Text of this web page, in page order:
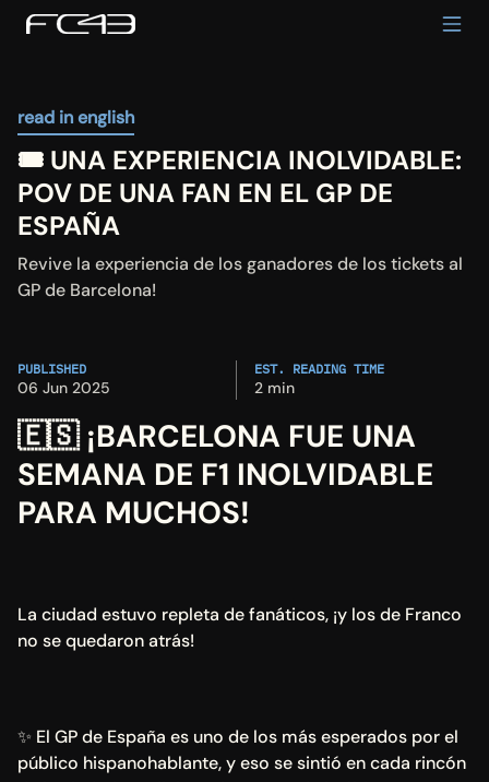
read in english
🎟️ UNA EXPERIENCIA INOLVIDABLE:
POV DE UNA FAN EN EL GP DE
ESPAÑA
Revive la experiencia de los ganadores de los tickets al
GP de Barcelona!
PUBLISHED
06 Jun 2025
EST. READING TIME
2 min
🇪🇸 ¡BARCELONA FUE UNA
SEMANA DE F1 INOLVIDABLE
PARA MUCHOS!
La ciudad estuvo repleta de fanáticos, ¡y los de Franco
no se quedaron atrás!
✨ El GP de España es uno de los más esperados por el
público hispanohablante, y eso se sintió en cada rincón